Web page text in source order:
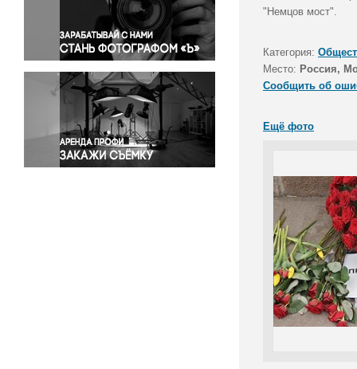
Правосудие
Происшествия и конфликты
Религия
Светская жизнь
Спорт
Экология
Экономика и бизнес
"Немцов мост".
Категория:
Место: Россия,
Сообщить об
Ещё фото